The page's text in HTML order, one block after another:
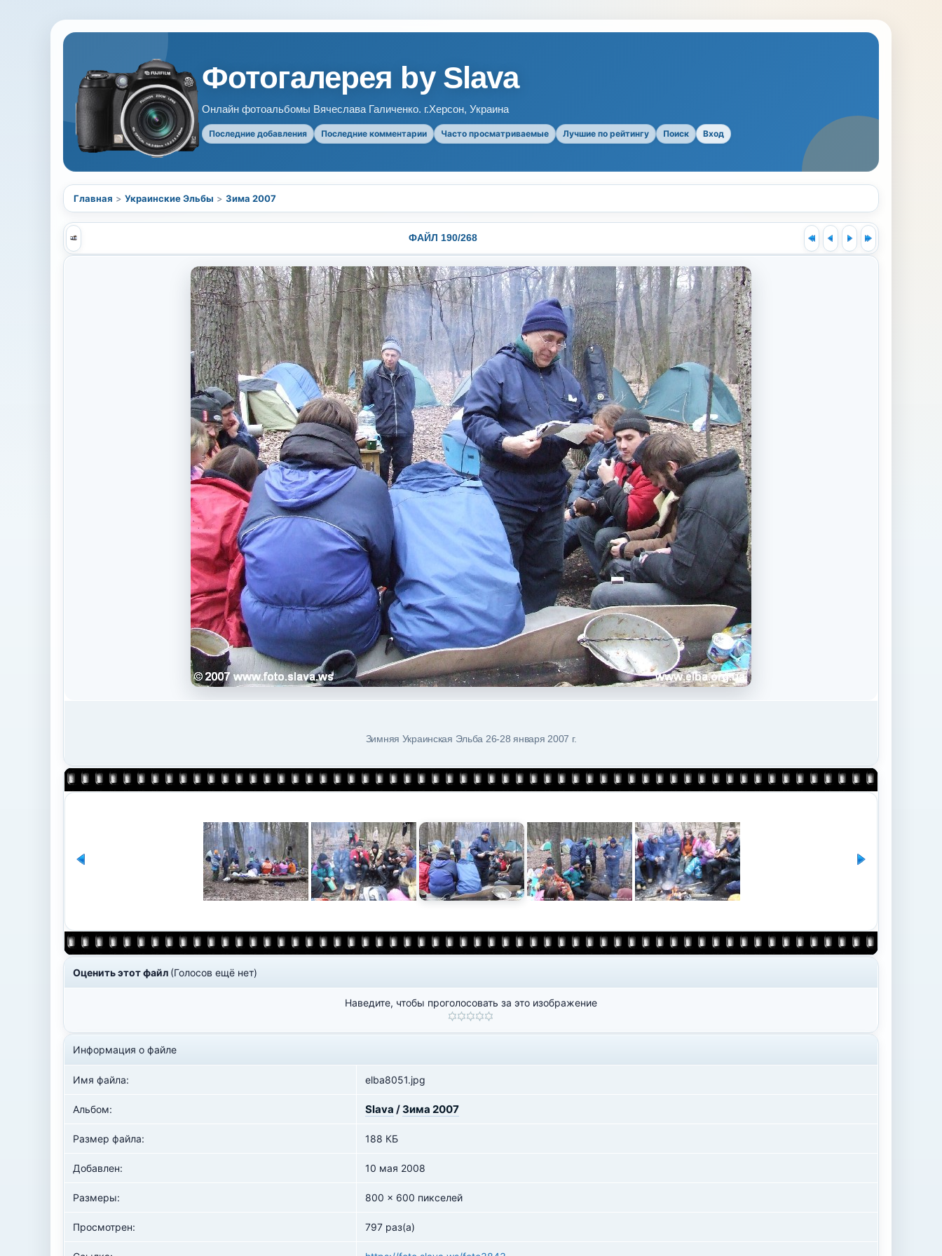
Фотогалерея by Slava
Онлайн фотоальбомы Вячеслава Галиченко. г.Херсон, Украина
Последние добавления Последние комментарии Часто просматриваемые Лучшие по рейтингу Поиск Вход
Главная > Украинские Эльбы > Зима 2007
ФАЙЛ 190/268
Зимняя Украинская Эльба 26-28 января 2007 г.
Оценить этот файл (Голосов ещё нет)
Наведите, чтобы проголосовать за это изображение
Информация о файле
Имя файла: elba8051.jpg
Альбом: Slava / Зима 2007
Размер файла: 188 КБ
Добавлен: 10 мая 2008
Размеры: 800 x 600 пикселей
Просмотрен: 797 раз(а)